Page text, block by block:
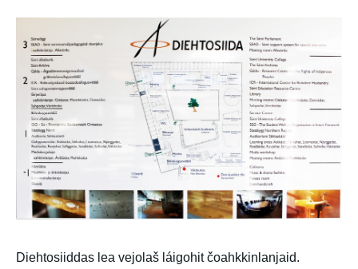
Diehtosiiddas lea vejolaš láigohit čoahkkinlanjaid.